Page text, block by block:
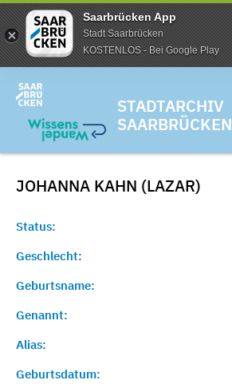
Saarbrücken App
Stadt Saarbrücken
KOSTENLOS - Bei Google Play
STADTARCHIV
SAARBRÜCKEN
JOHANNA KAHN (LAZAR)
Status:
Geschlecht:
Geburtsname:
Genannt:
Alias:
Geburtsdatum: